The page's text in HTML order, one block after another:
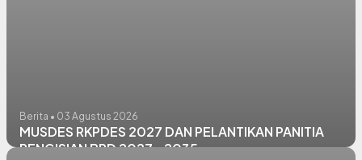
Berita • 03 Agustus 2026
MUSDES RKPDES 2027 DAN PELANTIKAN PANITIA
PENGISIAN BPD 2027 - 2035